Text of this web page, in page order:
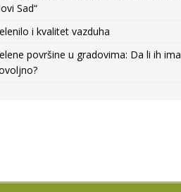
Sad“
i kvalitet vazduha
površine u gradovima: Da li ih ima